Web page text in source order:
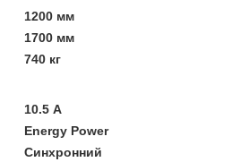
1200 мм
1700 мм
740 кг
10.5 А
Energy Power
Синхронний